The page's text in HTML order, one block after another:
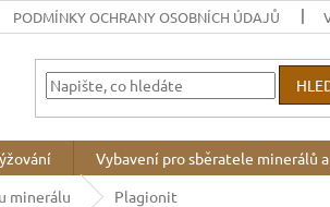
PODMÍNKY OCHRANY OSOBNÍCH ÚDAJŮ
Vybavení pro sběratele minerálů
minerálu Plagionit